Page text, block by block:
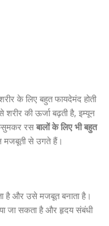
के लिए बहुत फायदेमंद होती
की ऊर्जा बढ़ती है, इम्यून
रस बालों के लिए भी बहुत
मजबूती से उगते हैं।
है और उसे मजबूत बनाता है।
जा सकता है और हृदय संबंधी